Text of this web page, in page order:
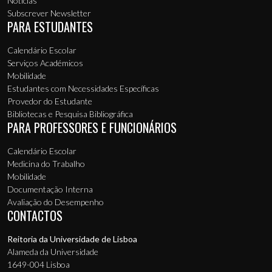
Subscrever Newsletter
PARA ESTUDANTES
Calendário Escolar
Serviços Académicos
Mobilidade
Estudantes com Necessidades Específicas
Provedor do Estudante
Bibliotecas e Pesquisa Bibliográfica
PARA PROFESSORES E FUNCIONÁRIOS
Calendário Escolar
Medicina do Trabalho
Mobilidade
Documentação Interna
Avaliação do Desempenho
CONTACTOS
Reitoria da Universidade de Lisboa
Alameda da Universidade
1649-004 Lisboa